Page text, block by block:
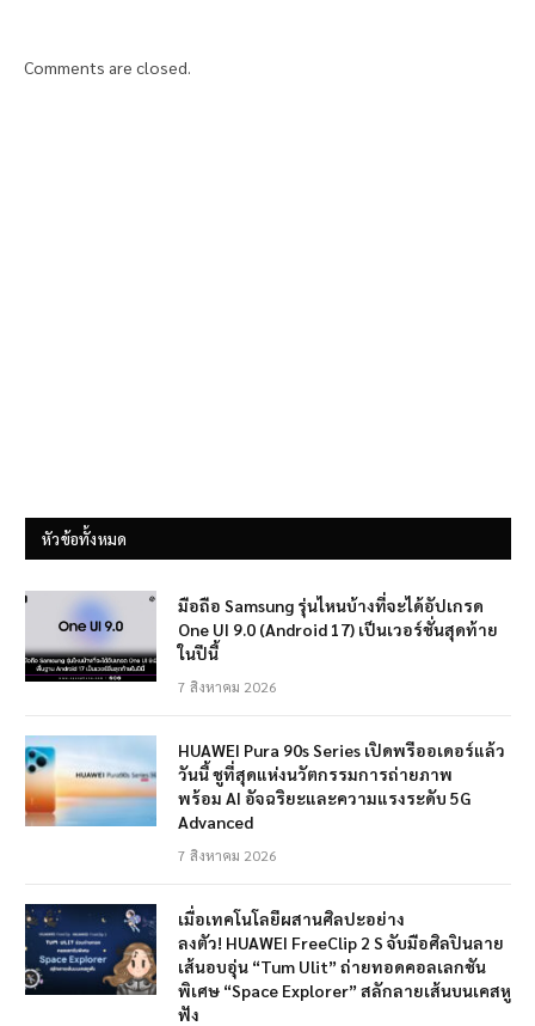
Comments are closed.
หัวข้อทั้งหมด
มือถือ Samsung รุ่นไหนบ้างที่จะได้อัปเกรด
One UI 9.0 (Android 17) เป็นเวอร์ชั่นสุดท้าย
ในปีนี้
7 สิงหาคม 2026
HUAWEI Pura 90s Series เปิดพรีออเดอร์แล้ว
วันนี้ ชูที่สุดแห่งนวัตกรรมการถ่ายภาพ
พร้อม AI อัจฉริยะและความแรงระดับ 5G
Advanced
7 สิงหาคม 2026
เมื่อเทคโนโลยีผสานศิลปะอย่าง
ลงตัว! HUAWEI FreeClip 2 S จับมือศิลปินลาย
เส้นอบอุ่น “Tum Ulit” ถ่ายทอดคอลเลกชัน
พิเศษ “Space Explorer” สลักลายเส้นบนเคสหู
ฟัง